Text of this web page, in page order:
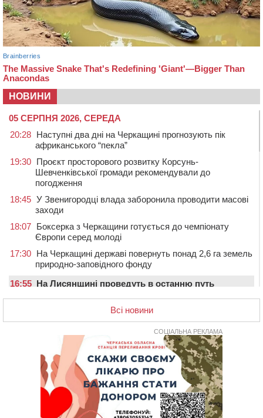
НОВИНИ
05 СЕРПНЯ 2026, СЕРЕДА
20:28 Наступні два дні на Черкащині прогнозують пік
африканського “пекла”
19:30 Проєкт просторового розвитку Корсунь-
Шевченківської громади рекомендували до
погодження
18:45 У Звенигородці влада заборонила проводити масові
заходи
18:07 Боксерка з Черкащини готується до чемпіонату
Європи серед молоді
17:30 На Черкащині державі повернуть понад 2,6 га земель
природно-заповідного фонду
16:55 На Лисянщині проведуть в останню путь
У Дахнівському лісництві екоінспектори натрапили на
незаконне будівництво
У лікарні померла жінка, яку на пішохідному переході
в Черкаському районі збила автівка
Від Чернівців до Бакоти: пів сотні працівників
“Черкасиобленерго” побували у мандрівці
У Монастирищі зустріли військового, який потрапив у
полон під час бою на Київщині
Всі новини
СОЦІАЛЬНА РЕКЛАМА